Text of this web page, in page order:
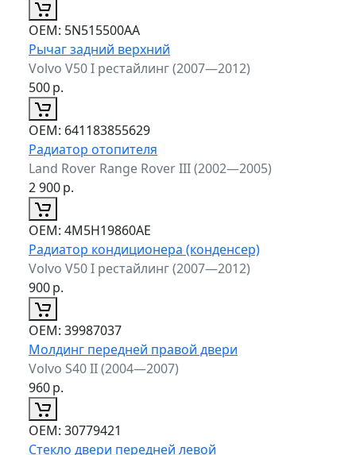
ОЕМ: 5N515500AA
Рычаг задний верхний
Volvo V50 I рестайлинг (2007—2012)
500р.
ОЕМ: 641183855629
Радиатор отопителя
Land Rover Range Rover III (2002—2005)
2 900р.
ОЕМ: 4M5H19860AE
Радиатор кондиционера (конденсер)
Volvo V50 I рестайлинг (2007—2012)
900р.
ОЕМ: 39987037
Молдинг передней правой двери
Volvo S40 II (2004—2007)
960р.
ОЕМ: 30779421
Стекло двери передней левой